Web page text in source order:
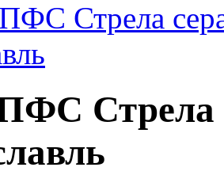
Стрела
Стрела